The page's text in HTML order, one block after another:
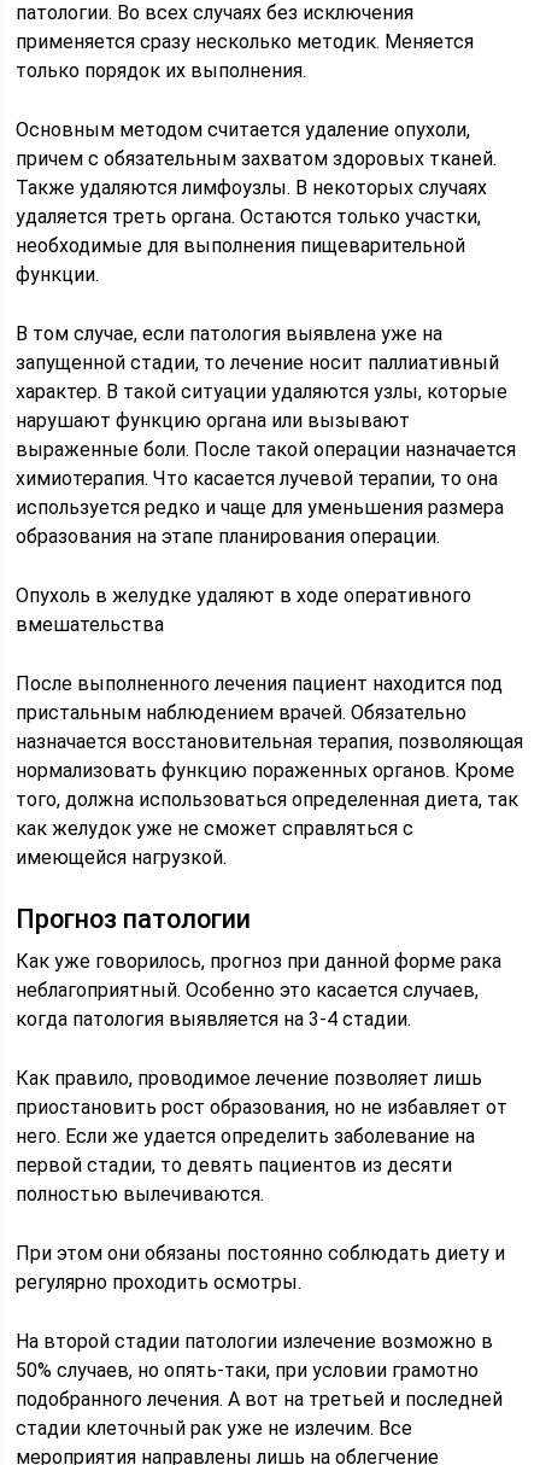
патологии. Во всех случаях без исключения
применяется сразу несколько методик. Меняется
только порядок их выполнения.
Основным методом считается удаление опухоли,
причем с обязательным захватом здоровых тканей.
Также удаляются лимфоузлы. В некоторых случаях
удаляется треть органа. Остаются только участки,
необходимые для выполнения пищеварительной
функции.
В том случае, если патология выявлена уже на
запущенной стадии, то лечение носит паллиативный
характер. В такой ситуации удаляются узлы, которые
нарушают функцию органа или вызывают
выраженные боли. После такой операции назначается
химиотерапия. Что касается лучевой терапии, то она
используется редко и чаще для уменьшения размера
образования на этапе планирования операции.
Опухоль в желудке удаляют в ходе оперативного
вмешательства
После выполненного лечения пациент находится под
пристальным наблюдением врачей. Обязательно
назначается восстановительная терапия, позволяющая
нормализовать функцию пораженных органов. Кроме
того, должна использоваться определенная диета, так
как желудок уже не сможет справляться с
имеющейся нагрузкой.
Прогноз патологии
Как уже говорилось, прогноз при данной форме рака
неблагоприятный. Особенно это касается случаев,
когда патология выявляется на 3-4 стадии.
Как правило, проводимое лечение позволяет лишь
приостановить рост образования, но не избавляет от
него. Если же удается определить заболевание на
первой стадии, то девять пациентов из десяти
полностью вылечиваются.
При этом они обязаны постоянно соблюдать диету и
регулярно проходить осмотры.
На второй стадии патологии излечение возможно в
50% случаев, но опять-таки, при условии грамотно
подобранного лечения. А вот на третьей и последней
стадии клеточный рак уже не излечим. Все
мероприятия направлены лишь на облегчение